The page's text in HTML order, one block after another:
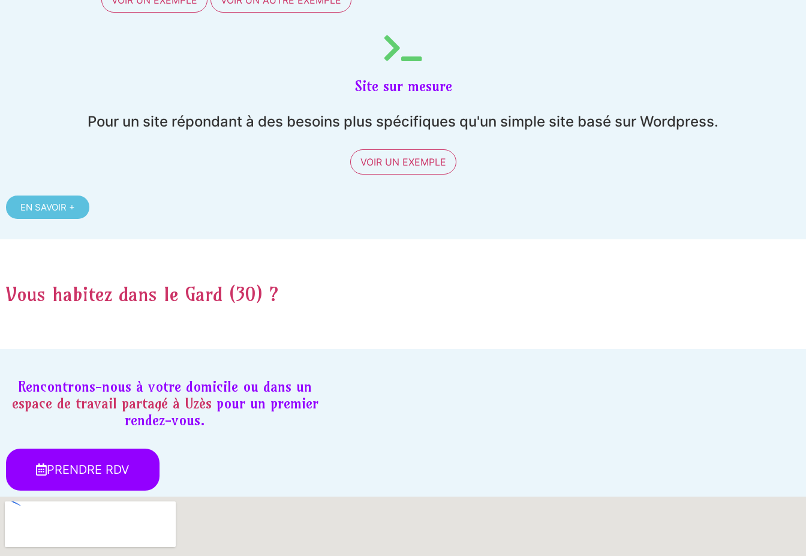
Site sur mesure
Pour un site répondant à des besoins plus spécifiques qu'un simple site basé sur Wordpress.
VOIR UN EXEMPLE
EN SAVOIR +
Vous habitez dans le Gard (30) ?
Rencontrons-nous à votre domicile ou dans un
espace de travail partagé à Uzès pour un premier
rendez-vous.
PRENDRE RDV